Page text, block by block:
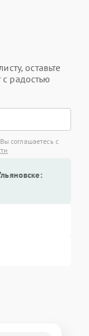
оставьте
радостью
соглашаетесь с